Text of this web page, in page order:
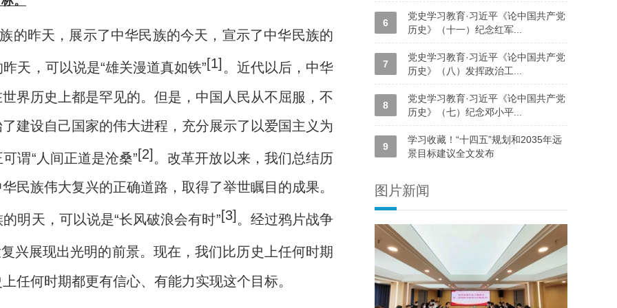
的昨天，展示了中华民族的今天，宣示了中华民族的
天，可以说是“雄关漫道真如铁”[1] 。近代以后，中华
界历史上都是罕见的。但是，中国人民从不屈服，不
建设自己国家的伟大进程，充分展示了以爱国主义为
谓“人间正道是沧桑”[2]。改革开放以来，我们总结历
民族伟大复兴的正确道路，取得了举世瞩目的成果。
明天，可以说是“长风破浪会有时”[3] 。经过鸦片战争
兴展现出光明的前景。现在，我们比历史上任何时期
任何时期都更有信心、有能力实现这个目标。
6
党史学习教育·习近平《论中国共产党
历史》（十一）纪念红军...
7
党史学习教育·习近平《论中国共产党
历史》（八）发挥政治工...
8
党史学习教育·习近平《论中国共产党
历史》（七）纪念邓小平...
9
学习收藏！“十四五”规划和2035年远
景目标建议全文发布
图片新闻